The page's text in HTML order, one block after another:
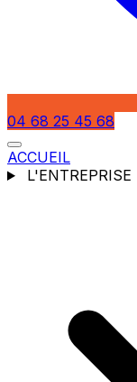
04 68 25 45 68
ACCUEIL
L'ENTREPRISE